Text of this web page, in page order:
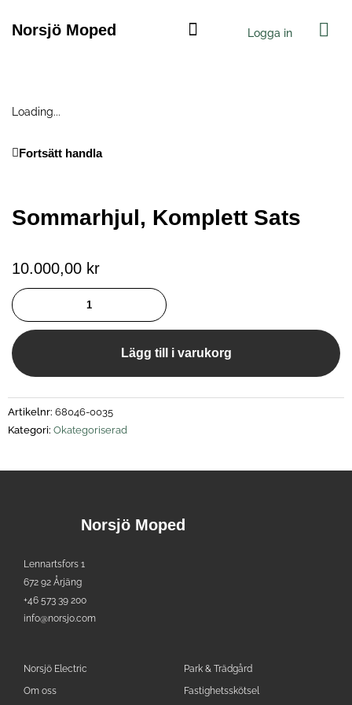
Norsjö Moped Logga in
Loading...
Fortsätt handla
Sommarhjul, Komplett Sats
10.000,00 kr
Sommarhjul,
komplett
sats
mängd
Lägg till i varukorg
Artikelnr: 68046-0035
Kategori: Okategoriserad
Norsjö Moped
Lennartsfors 1
672 92 Årjäng
+46 573 39 200
info@norsjo.com
Norsjö Electric
Om oss
Park & Trädgård
Fastighetsskötsel